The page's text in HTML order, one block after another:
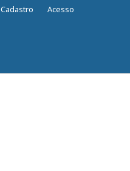
Cadastro Acesso